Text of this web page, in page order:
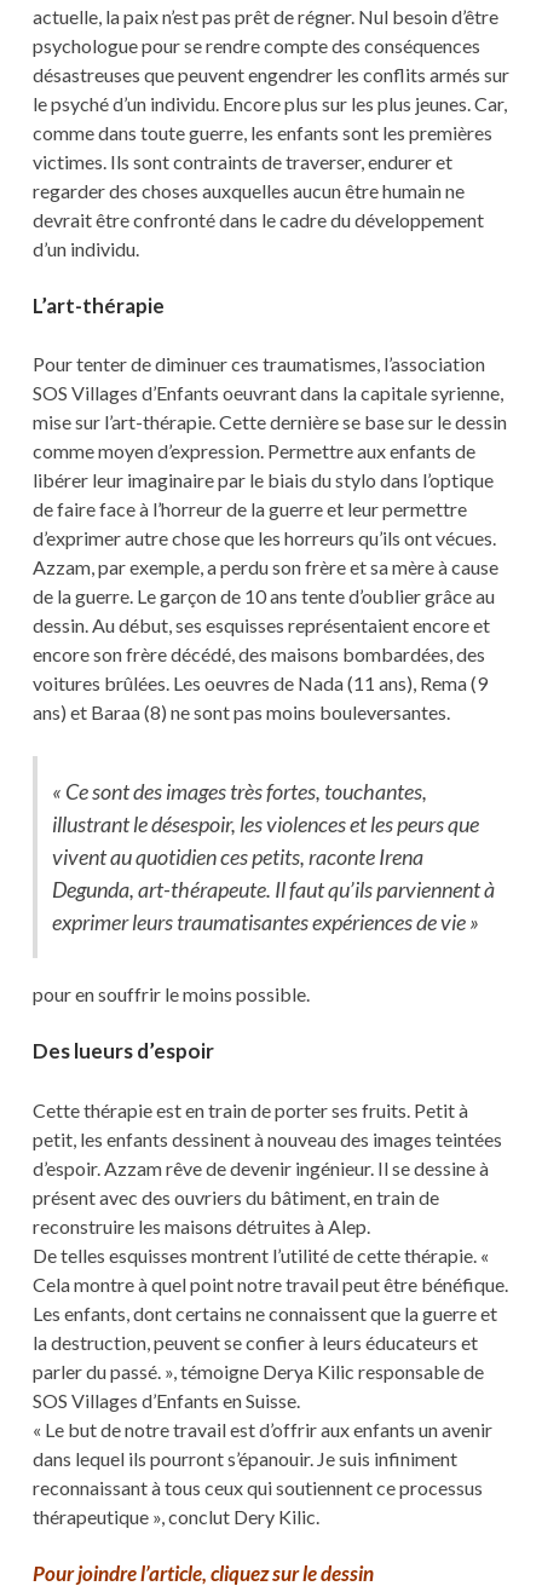
actuelle, la paix n’est pas prêt de régner. Nul besoin d’être
psychologue pour se rendre compte des conséquences
désastreuses que peuvent engendrer les conflits armés sur
le psyché d’un individu. Encore plus sur les plus jeunes. Car,
comme dans toute guerre, les enfants sont les premières
victimes. Ils sont contraints de traverser, endurer et
regarder des choses auxquelles aucun être humain ne
devrait être confronté dans le cadre du développement
d’un individu.
L’art-thérapie
Pour tenter de diminuer ces traumatismes, l’association
SOS Villages d’Enfants oeuvrant dans la capitale syrienne,
mise sur l’art-thérapie. Cette dernière se base sur le dessin
comme moyen d’expression. Permettre aux enfants de
libérer leur imaginaire par le biais du stylo dans l’optique
de faire face à l’horreur de la guerre et leur permettre
d’exprimer autre chose que les horreurs qu’ils ont vécues.
Azzam, par exemple, a perdu son frère et sa mère à cause
de la guerre. Le garçon de 10 ans tente d’oublier grâce au
dessin. Au début, ses esquisses représentaient encore et
encore son frère décédé, des maisons bombardées, des
voitures brûlées. Les oeuvres de Nada (11 ans), Rema (9
ans) et Baraa (8) ne sont pas moins bouleversantes.
« Ce sont des images très fortes, touchantes,
illustrant le désespoir, les violences et les peurs que
vivent au quotidien ces petits, raconte Irena
Degunda, art-thérapeute. Il faut qu’ils parviennent à
exprimer leurs traumatisantes expériences de vie »
pour en souffrir le moins possible.
Des lueurs d’espoir
Cette thérapie est en train de porter ses fruits. Petit à
petit, les enfants dessinent à nouveau des images teintées
d’espoir. Azzam rêve de devenir ingénieur. Il se dessine à
présent avec des ouvriers du bâtiment, en train de
reconstruire les maisons détruites à Alep.
De telles esquisses montrent l’utilité de cette thérapie. «
Cela montre à quel point notre travail peut être bénéfique.
Les enfants, dont certains ne connaissent que la guerre et
la destruction, peuvent se confier à leurs éducateurs et
parler du passé. », témoigne Derya Kilic responsable de
SOS Villages d’Enfants en Suisse.
« Le but de notre travail est d’offrir aux enfants un avenir
dans lequel ils pourront s’épanouir. Je suis infiniment
reconnaissant à tous ceux qui soutiennent ce processus
thérapeutique », conclut Dery Kilic.
Pour joindre l’article, cliquez sur le dessin